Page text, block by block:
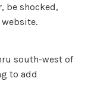
be shocked,
south-west of
to add